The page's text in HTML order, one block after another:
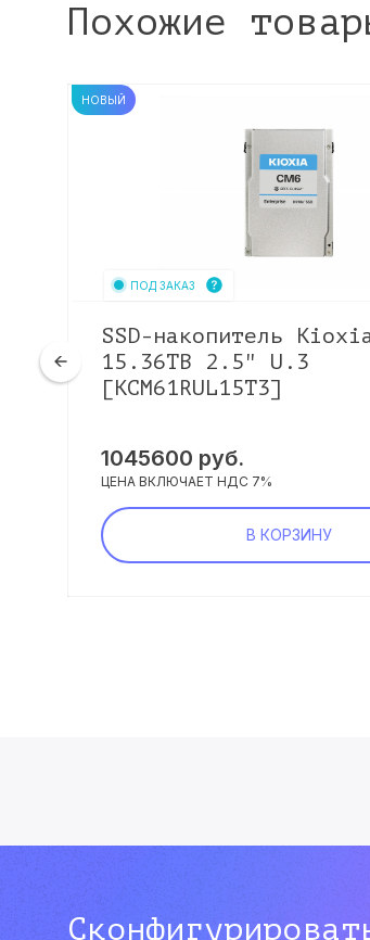
Похожие
НОВЫЙ
ПОД ЗАКАЗ
SSD-накопитель
15.36TB 2.5" U.3
[KCM61RUL15T3]
1045600 руб.
ЦЕНА ВКЛЮЧАЕТ НДС 7%
В КОРЗИНУ